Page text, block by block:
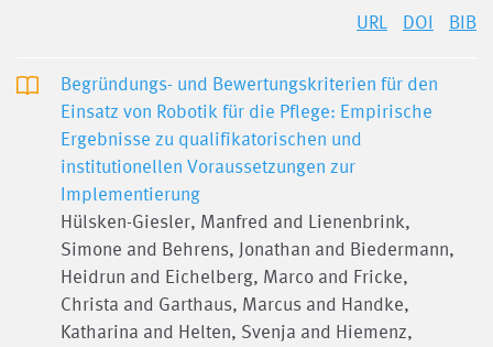
URL DOI BIB
Begründungs- und Bewertungskriterien für den
Einsatz von Robotik für die Pflege: Empirische
Ergebnisse zu qualifikatorischen und
institutionellen Voraussetzungen zur
Implementierung
Hülsken-Giesler, Manfred and Lienenbrink,
Simone and Behrens, Jonathan and Biedermann,
Heidrun and Eichelberg, Marco and Fricke,
Christa and Garthaus, Marcus and Handke,
Katharina and Helten, Svenja and Hiemenz,